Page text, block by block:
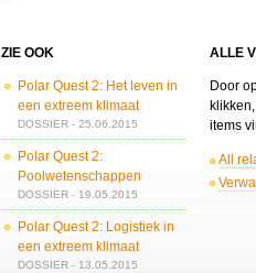
ZIE OOK
Polar Quest 2: Het leven in
een extreem klimaat
DOSSIER - 25.06.2015
Polar Quest 2:
Poolwetenschappen
DOSSIER - 19.05.2015
Polar Quest 2: Logistiek in
een extreem klimaat
DOSSIER - 13.05.2015
ALLE
Door
items
All